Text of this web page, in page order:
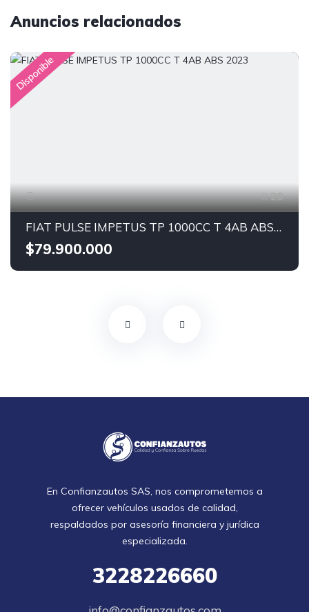
Anuncios relacionados
Disponible
20
FIAT PULSE IMPETUS TP 1000CC T 4AB ABS 2023
$79.900.000
En Confianzautos SAS, nos comprometemos a
ofrecer vehículos usados de calidad,
respaldados por asesoría financiera y jurídica
especializada.
3228226660